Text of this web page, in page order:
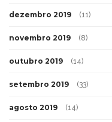
dezembro 2019 (11)
novembro 2019 (8)
outubro 2019 (14)
setembro 2019 (33)
agosto 2019 (14)